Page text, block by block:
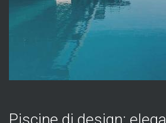
Piscine di design: